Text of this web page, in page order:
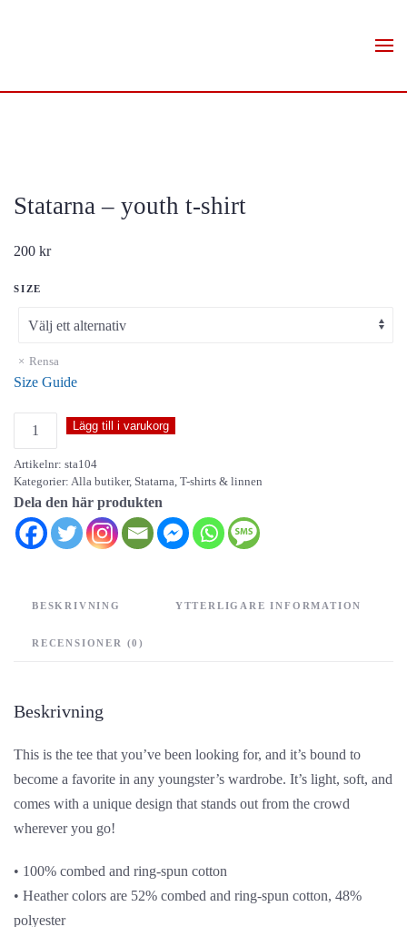
Statarna – youth t-shirt
200 kr
SIZE
Rensa
Size Guide
Statarna
-
youth
t-
shirt
mängd
Lägg till i varukorg
Artikelnr: sta104
Kategorier: Alla butiker, Statarna, T-shirts & linnen
Dela den här produkten
BESKRIVNING YTTERLIGARE INFORMATION
RECENSIONER (0)
Beskrivning
This is the tee that you’ve been looking for, and it’s bound to
become a favorite in any youngster’s wardrobe. It’s light, soft, and
comes with a unique design that stands out from the crowd
wherever you go!
• 100% combed and ring-spun cotton
• Heather colors are 52% combed and ring-spun cotton, 48%
polyester